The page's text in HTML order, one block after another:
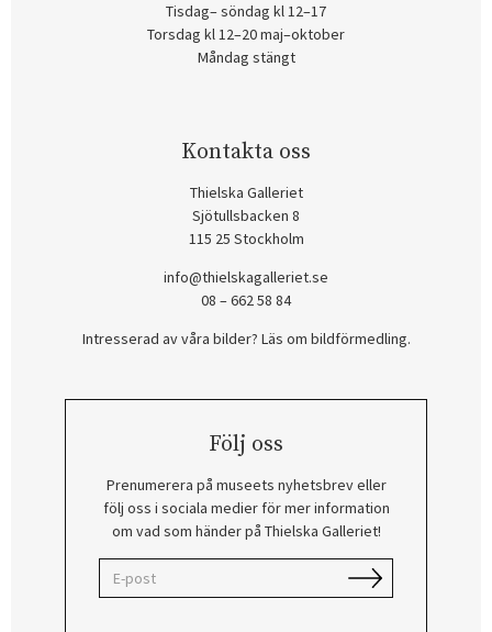
Tisdag– söndag kl 12–17
Torsdag kl 12–20 maj–oktober
Måndag stängt
Kontakta oss
Thielska Galleriet
Sjötullsbacken 8
115 25 Stockholm
info@thielskagalleriet.se
08 – 662 58 84
Intresserad av våra bilder? Läs om bildförmedling.
Följ oss
Prenumerera på museets nyhetsbrev eller
följ oss i sociala medier för mer information
om vad som händer på Thielska Galleriet!